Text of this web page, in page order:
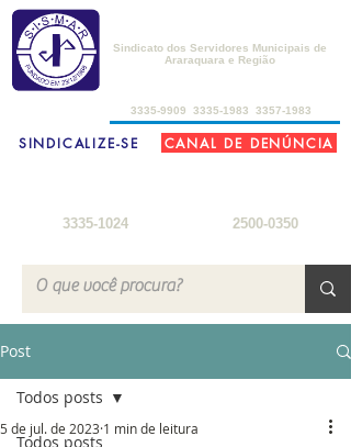
3335-9909
3335-1983 3357-1983
3335-1024
Sindicato dos Servidores Municipais de
Araraquara e Região
SINDICALIZE-SE
2500-0350
CANAL DE DENÚNCIA
Post
Todos posts
Todos posts
5 de jul. de 2023 1 min de leitura